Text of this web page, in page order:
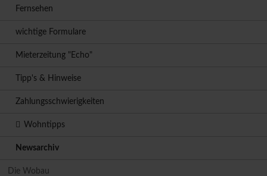
Fernsehen
wichtige Formulare
Mieterzeitung "Echo"
Tipp's & Hinweise
Zahlungsschwierigkeiten
Wohntipps
Newsarchiv
Die Wobau